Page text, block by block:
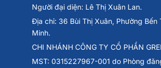
Người đại diện: Lê Thị Xuân Lan.
Địa chỉ: 36 Bùi Thị Xuân, Phường Bến
Minh.
CHI NHÁNH CÔNG TY CỔ PHẦN
MST: 0315227967-001 do Phòng